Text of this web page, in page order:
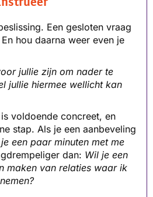
Een gesloten vraag
hou daarna weer even je
jullie zijn om nader te
jullie hiermee wellicht kan
voldoende concreet, en
stap. Als je een aanbeveling
een paar minuten met me
dan: Wil je een
maken van relaties waar ik